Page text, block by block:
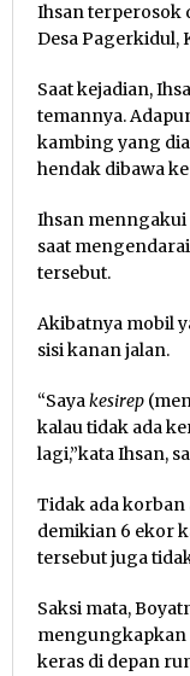
Ihsan terperosok
Desa Pagerkidul,
Saat kejadian,
temannya.
kambing yang
hendak dibawa ke
Ihsan
saat
tersebut.
Akibatnya mobil
sisi kanan jalan.
“Sayakesirep
kalau tidak ada
lagi,”kata Ihsan,
Tidak ada korban
demikian 6 ekor
tersebut juga
Saksi mata,
mengungkapkan
keras di depan